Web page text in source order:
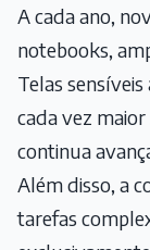
A cada ano,
notebooks,
Telas
cada vez
continua
Além disso, a
tarefas